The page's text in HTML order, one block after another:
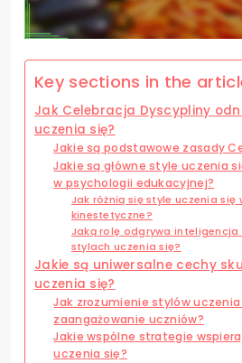
Key sections in the
Jak Celebracja Dyscypliny
uczenia się?
Jakie są podstawowe zasady
Jakie są główne style uczenia
w psychologii edukacyjnej?
Jak różnią się style uczenia się
kinestetyczne?
Jaką rolę odgrywa
stylach uczenia się?
Jakie są uniwersalne cechy
uczenia się?
Jak zrozumienie stylów
zaangażowanie uczniów?
Jakie wspólne strategie
uczenia się?